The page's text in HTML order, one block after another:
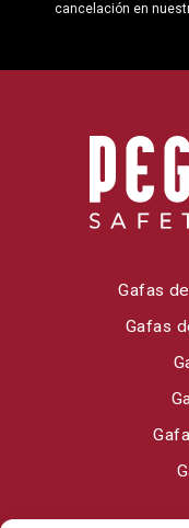
cancelación en
Gafas
Gafas